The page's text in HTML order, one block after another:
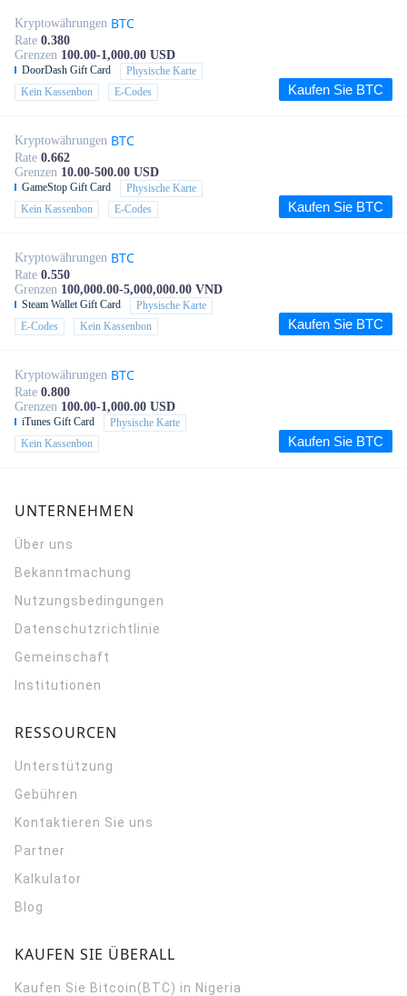
Kryptowährungen BTC
Rate 0.380
Grenzen 100.00-1,000.00 USD
DoorDash Gift Card
Physische Karte
Kein Kassenbon
E-Codes Kaufen Sie BTC
Kryptowährungen BTC
Rate 0.662
Grenzen 10.00-500.00 USD
GameStop Gift Card
Physische Karte
Kein Kassenbon
E-Codes Kaufen Sie BTC
Kryptowährungen BTC
Rate 0.550
Grenzen 100,000.00-5,000,000.00 VND
Steam Wallet Gift Card
Physische Karte
E-Codes
Kein Kassenbon Kaufen Sie BTC
Kryptowährungen BTC
Rate 0.800
Grenzen 100.00-1,000.00 USD
iTunes Gift Card
Physische Karte
Kein Kassenbon
Kaufen Sie BTC
UNTERNEHMEN
Über uns
Bekanntmachung
Nutzungsbedingungen
Datenschutzrichtlinie
Gemeinschaft
Institutionen
RESSOURCEN
Unterstützung
Gebühren
Kontaktieren Sie uns
Partner
Kalkulator
Blog
KAUFEN SIE ÜBERALL
Kaufen Sie Bitcoin(BTC) in Nigeria